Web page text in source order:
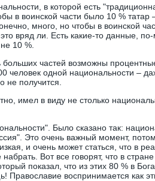
в которой есть
в воинской части было 10 % татар
много, но чтобы в воинской
вряд ли. Есть какие-то данные,
10 %.
больших частей возможны
человек одной национальности –
не получится.
имел в виду не столько
Было сказано так:
Это очень важный момент,
и очень может статься, что в
Вот все говорят, что в
показал, что из этих 80 % в
Православие воспринимается как